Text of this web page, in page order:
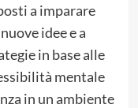
a imparare
idee e a
in base alle
mentale
in un ambiente